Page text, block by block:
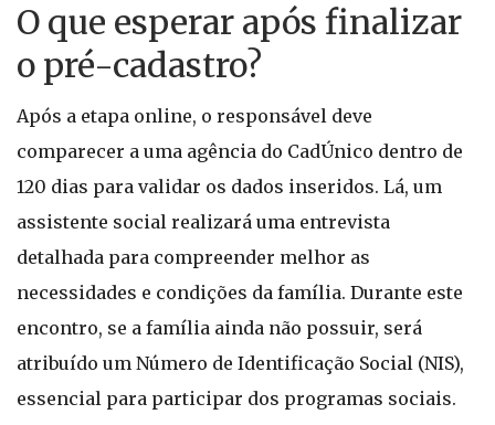
O que esperar após finalizar
o pré-cadastro?
Após a etapa online, o responsável deve
comparecer a uma agência do CadÚnico dentro de
120 dias para validar os dados inseridos. Lá, um
assistente social realizará uma entrevista
detalhada para compreender melhor as
necessidades e condições da família. Durante este
encontro, se a família ainda não possuir, será
atribuído um Número de Identificação Social (NIS),
essencial para participar dos programas sociais.